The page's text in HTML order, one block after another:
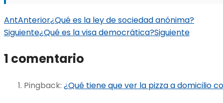
AntAnterior¿Qué es la ley de sociedad anónima?
Siguiente¿Qué es la visa democrática?Siguiente
1 comentario
Pingback: ¿Qué tiene que ver la pizza a domicilio